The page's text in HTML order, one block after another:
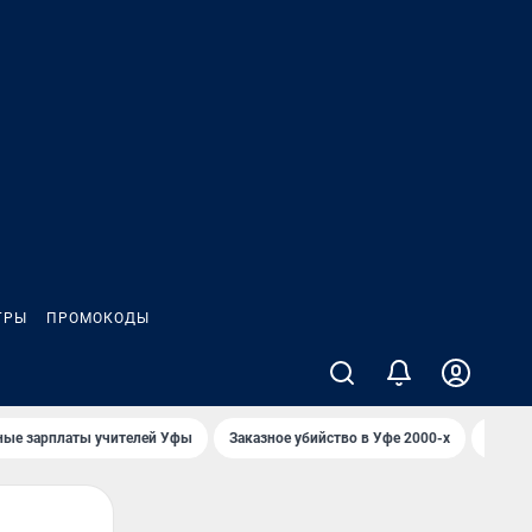
ПРОМОКОДЫ
зарплаты учителей Уфы Заказное убийство в Уфе 2000-х